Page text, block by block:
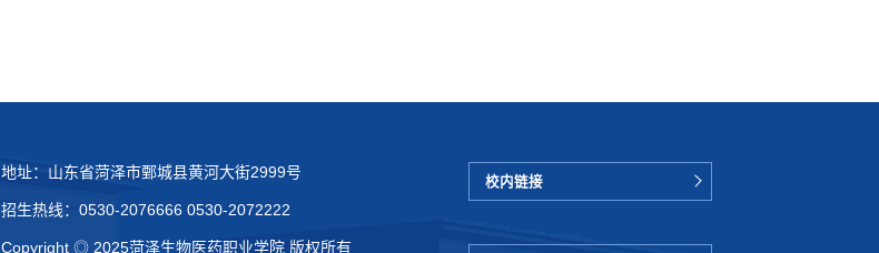
地址：山东省菏泽市鄄城县黄河大街2999号
招生热线：0530-2076666 0530-2072222
Copyright ◎ 2025菏泽生物医药职业学院 版权所有
校内链接
药学院
医药产业学院